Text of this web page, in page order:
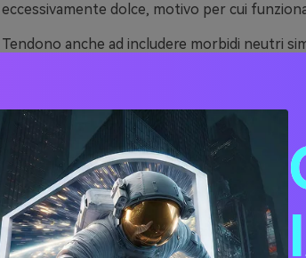
eccessivamente dolce, motivo per cui
Tendono anche ad includere morbidi neutri
Infine, i toni verdi più profondi, i carboni o i
affidabile per l'accessibilità. Puoi mantenere
intestazioni definite, testo del corpo leggibile
20+ idee di